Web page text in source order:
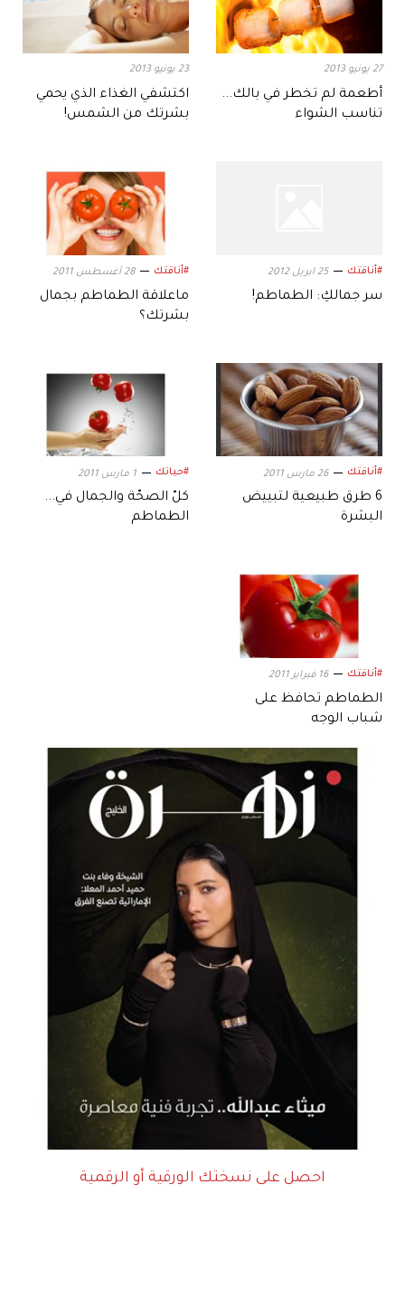
27 يونيو 2013
أطعمة لم تخطر في بالك...
تناسب الشواء
23 يونيو 2013
اكتشفي الغذاء الذي يحمي
بشرتك من الشمس!
#أناقتك 25 ابريل 2012
سر جمالكِ: الطماطم!
#أناقتك 28 أغسطس 2011
ماعلاقة الطماطم بجمال
بشرتك؟
#أناقتك 26 مارس 2011
6 طرق طبيعية لتبييض
البشرة
#حياتك 1 مارس 2011
كلّ الصحّة والجمال في...
الطماطم
#أناقتك 16 فبراير 2011
الطماطم تحافظ على
شباب الوجه
احصل على نسختك الورقية أو الرقمية